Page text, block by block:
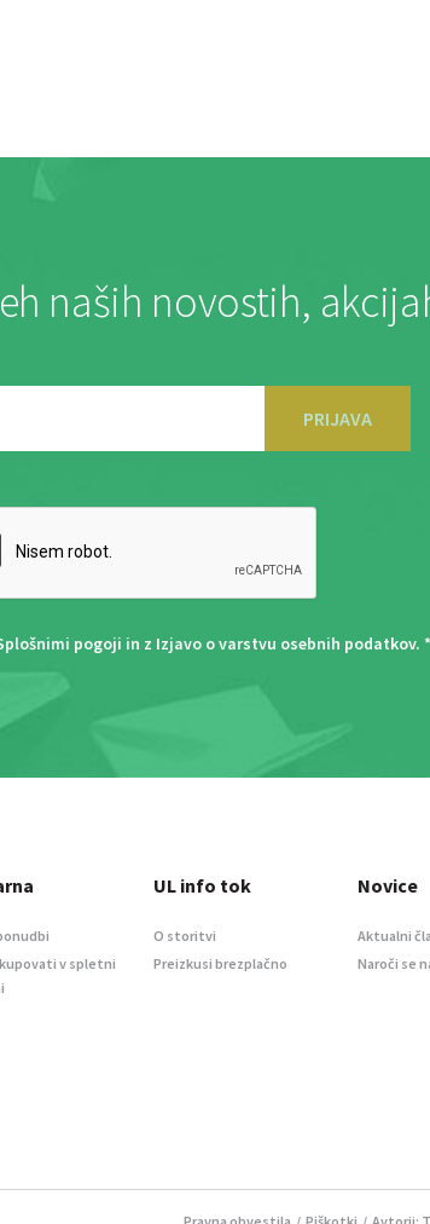
naših novostih,
PRIJAVA
pogoji in z Izjavo o varstvu osebnih podatkov. *
v spletni
UL info tok
O storitvi
Preizkusi brezplačno
Novice
Aktualni
Naroči se